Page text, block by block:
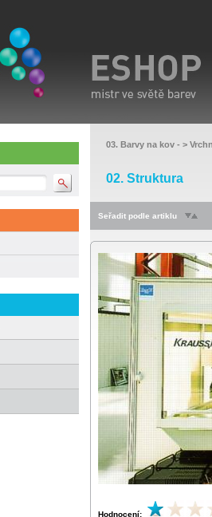
03. Barvy na kov - >
02. Struktura
Seřadit podle artiklu
Hodnocení: